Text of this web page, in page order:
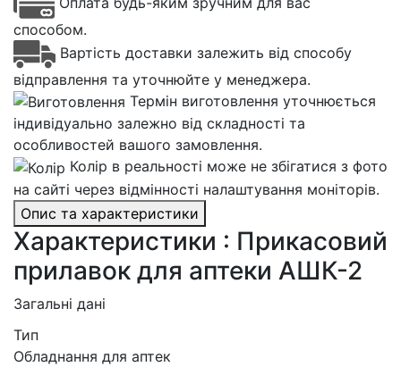
способом.
Вартість доставки залежить від способу
відправлення та уточнюйте у менеджера.
Термін виготовлення уточнюється
індивідуально залежно від складності та
особливостей вашого замовлення.
Колір в реальності може не збігатися з фото
на сайті через відмінності налаштування моніторів.
Опис та характеристики
Характеристики : Прикасовий
прилавок для аптеки АШК-2
Загальні дані
Тип
Обладнання для аптек